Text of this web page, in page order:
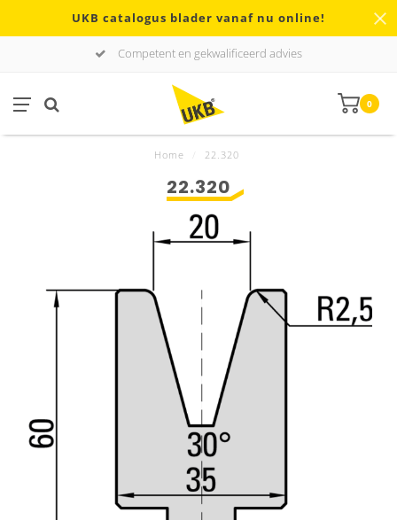
UKB catalogus blader vanaf nu online!
Competent en gekwalificeerd advies
0
Home 22.320
22.320